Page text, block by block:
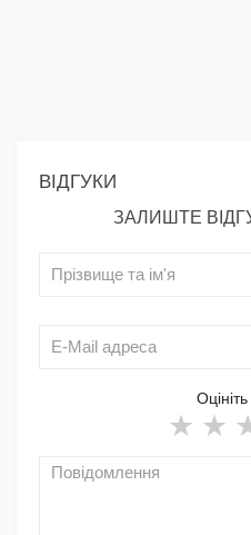
ВІДГУКИ
ЗАЛИШТЕ